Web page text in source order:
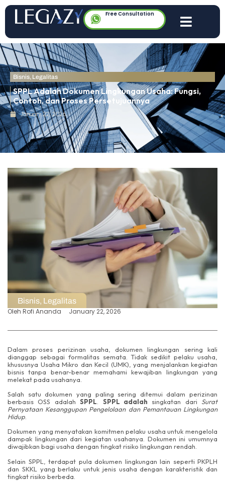
Free Consultation
Bisnis, Legalitas
SPPL Adalah Dokumen Lingkungan Usaha: Fungsi,
Contoh, dan Proses Persetujuannya
January 22, 2026
Bisnis, Legalitas
Oleh Rofi Ananda January 22, 2026
Dalam proses perizinan usaha, dokumen lingkungan sering kali
dianggap sebagai formalitas semata. Tidak sedikit pelaku usaha,
khususnya Usaha Mikro dan Kecil (UMK), yang menjalankan kegiatan
bisnis tanpa benar-benar memahami kewajiban lingkungan yang
melekat pada usahanya.
Salah satu dokumen yang paling sering ditemui dalam perizinan
berbasis OSS adalahSPPL SPPL adalah singkatan dari Surat
Pernyataan Kesanggupan Pengelolaan dan Pemantauan Lingkungan
Hidup
Dokumen yang menyatakan komitmen pelaku usaha untuk mengelola
dampak lingkungan dari kegiatan usahanya. Dokumen ini umumnya
diwajibkan bagi usaha dengan tingkat risiko lingkungan rendah.
Selain SPPL, terdapat pula dokumen lingkungan lain seperti PKPLH
dan SKKL yang berlaku untuk jenis usaha dengan karakteristik dan
tingkat risiko berbeda.